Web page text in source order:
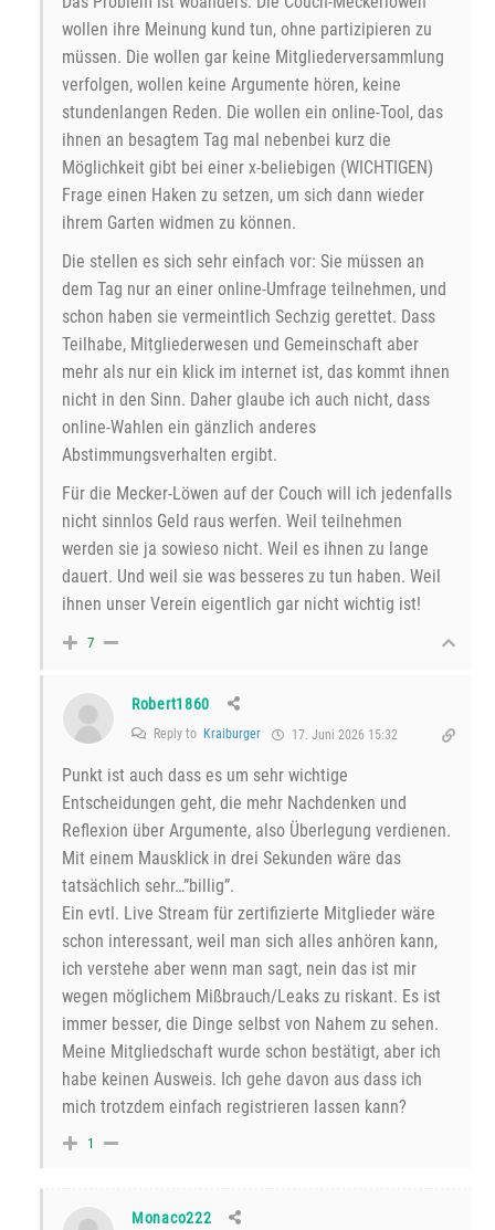
wollen ihre Meinung kund tun, ohne partizipieren zu
müssen. Die wollen gar keine Mitgliederversammlung
verfolgen, wollen keine Argumente hören, keine
stundenlangen Reden. Die wollen ein online-Tool, das
ihnen an besagtem Tag mal nebenbei kurz die
Möglichkeit gibt bei einer x-beliebigen (WICHTIGEN)
Frage einen Haken zu setzen, um sich dann wieder
ihrem Garten widmen zu können.
Die stellen es sich sehr einfach vor: Sie müssen an
dem Tag nur an einer online-Umfrage teilnehmen, und
schon haben sie vermeintlich Sechzig gerettet. Dass
Teilhabe, Mitgliederwesen und Gemeinschaft aber
mehr als nur ein klick im internet ist, das kommt ihnen
nicht in den Sinn. Daher glaube ich auch nicht, dass
online-Wahlen ein gänzlich anderes
Abstimmungsverhalten ergibt.
Für die Mecker-Löwen auf der Couch will ich jedenfalls
nicht sinnlos Geld raus werfen. Weil teilnehmen
werden sie ja sowieso nicht. Weil es ihnen zu lange
dauert. Und weil sie was besseres zu tun haben. Weil
ihnen unser Verein eigentlich gar nicht wichtig ist!
7
Robert1860
Reply to Kraiburger 17. Juni 2026 15:32
Punkt ist auch dass es um sehr wichtige
Entscheidungen geht, die mehr Nachdenken und
Reflexion über Argumente, also Überlegung verdienen.
Mit einem Mausklick in drei Sekunden wäre das
tatsächlich sehr…”billig”.
Ein evtl. Live Stream für zertifizierte Mitglieder wäre
schon interessant, weil man sich alles anhören kann,
ich verstehe aber wenn man sagt, nein das ist mir
wegen möglichem Mißbrauch/Leaks zu riskant. Es ist
immer besser, die Dinge selbst von Nahem zu sehen.
Meine Mitgliedschaft wurde schon bestätigt, aber ich
habe keinen Ausweis. Ich gehe davon aus dass ich
mich trotzdem einfach registrieren lassen kann?
1
Monaco222